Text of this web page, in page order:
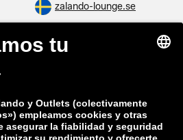
zalando-lounge.se
zalando-lounge.sk